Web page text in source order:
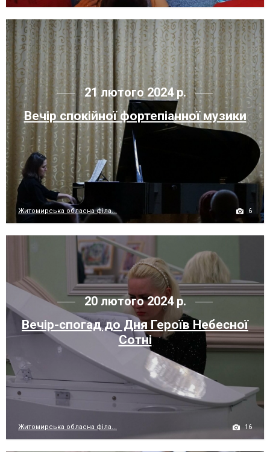
21 лютого 2024 р.
Вечір спокійної фортепіанної музики
Житомирська обласна філа... 6
20 лютого 2024 р.
Вечір-спогад до Дня Героїв Небесної
Сотні
Житомирська обласна філа... 16